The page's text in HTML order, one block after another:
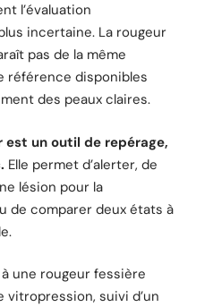
l’évaluation
incertaine. La rougeur
pas de la même
référence disponibles
des peaux claires.
est un outil de repérage,
Elle permet d’alerter, de
lésion pour la
de comparer deux états à
une rougeur fessière
suivi d’un